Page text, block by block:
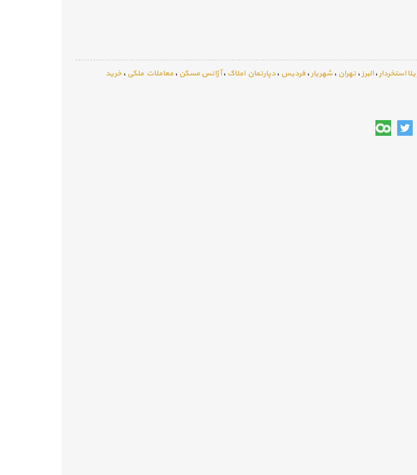
استخردار،البرز، تهران ، شهریار، فردیس ،دپارتمان املاک ،آژانس مسکن ، معاملات ملکی ، خرید